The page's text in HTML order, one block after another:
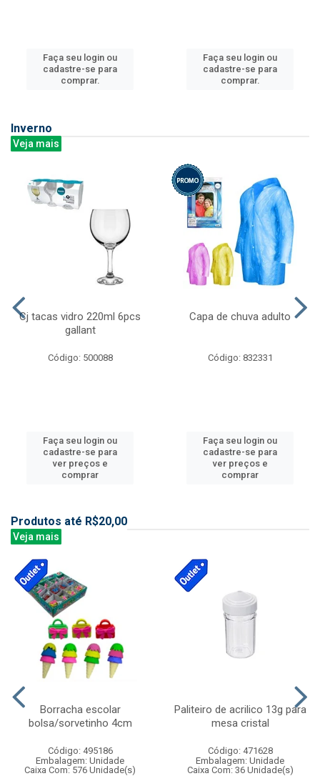
Faça seu login ou
cadastre-se para
comprar.
Faça seu login ou
cadastre-se para
comprar.
Inverno
Veja mais
Cj tacas vidro 220ml 6pcs
gallant
Código: 500088
Faça seu login ou
cadastre-se para
ver preços e
comprar
Capa de chuva adulto
Código: 832331
Faça seu login ou
cadastre-se para
ver preços e
comprar
Produtos até R$20,00
Veja mais
Borracha escolar
bolsa/sorvetinho 4cm
Código: 495186
Embalagem: Unidade
Caixa Com: 576 Unidade(s)
Paliteiro de acrilico 13g para
mesa cristal
Código: 471628
Embalagem: Unidade
Caixa Com: 36 Unidade(s)